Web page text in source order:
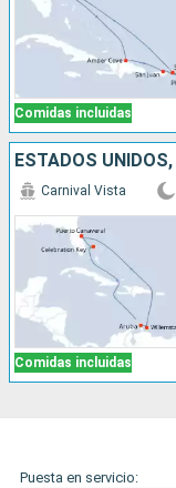
Comidas incluidas
ESTADOS
Comidas incluidas
Carnival Vista
Puesta en servicio: